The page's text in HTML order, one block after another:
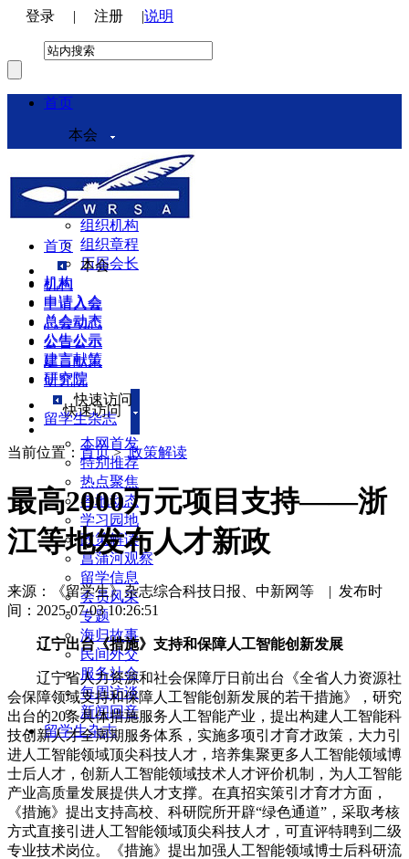
登录 | 注册 |说明
首页
本会
本会介绍
领导机构
理事会
组织机构
组织章程
历届会长
机构
申请入会
总会动态
公告公示
建言献策
研究院
快速访问
本网首发
特别推荐
热点聚焦
各地动态
学习园地
政策解读
菖蒲河观察
留学信息
会员风采
专题
海归故事
民间外交
服务社会
每周访谈
新闻回音
留学生杂志
首页
本会
机构
申请入会
总会动态
公告公示
建言献策
研究院
快速访问
留学生杂志
当前位置： 首页>政策解读
最高2000万元项目支持——浙
江等地发布人才新政
来源：《留学生》杂志综合科技日报、中新网等 | 发布时
间：2025-07-03 10:26:51
辽宁出台《措施》支持和保障人工智能创新发展
辽宁省人力资源和社会保障厅日前出台《全省人力资源社
会保障领域支持和保障人工智能创新发展的若干措施》，研究
出台的20条具体措施服务人工智能产业，提出构建人工智能科
技创新人才全周期服务体系，实施多项引才育才政策，大力引
进人工智能领域顶尖科技人才，培养集聚更多人工智能领域博
士后人才，创新人工智能领域技术人才评价机制，为人工智能
产业高质量发展提供人才支撑。在真招实策引才育才方面，
《措施》提出支持高校、科研院所开辟“绿色通道”，采取考核
方式直接引进人工智能领域顶尖科技人才，可直评特聘到二级
专业技术岗位。《措施》提出加强人工智能领域博士后科研流